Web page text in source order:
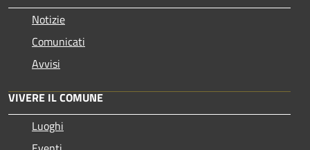
Notizie
Comunicati
Avvisi
VIVERE IL COMUNE
Luoghi